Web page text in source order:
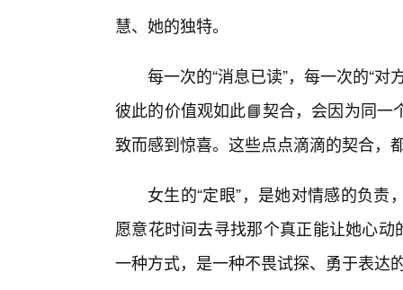
慧、她的独特。
每一次的“消息已读”，每一次的“
彼此的价值观如此📘契合，会因为同
致而感到惊喜。这些点点滴滴的契合，
女生的“定眼”，是她对情感的负
愿意花时间去寻找那个真正能让她心动
一种方式，是一种不畏试探、勇于表达